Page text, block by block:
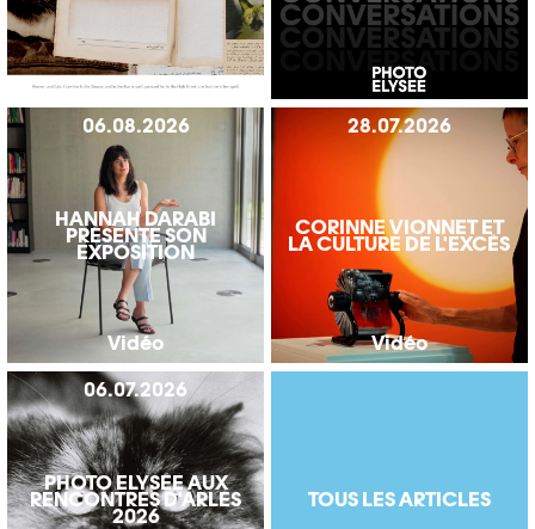
06.08.2026
HANNAH DARABI
PRÉSENTE SON
EXPOSITION
Vidéo
28.07.2026
CORINNE VIONNET ET
LA CULTURE DE L'EXCÈS
Vidéo
06.07.2026
PHOTO ELYSÉE AUX
RENCONTRES D'ARLES
2026
TOUS LES ARTICLES